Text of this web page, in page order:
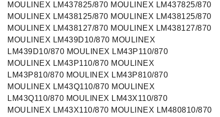
MOULINEX LM437825/870 MOULINEX LM437825/870
MOULINEX LM438125/870 MOULINEX LM438125/870
MOULINEX LM438127/870 MOULINEX LM438127/870
MOULINEX LM439D10/870 MOULINEX
LM439D10/870 MOULINEX LM43P110/870
MOULINEX LM43P110/870 MOULINEX
LM43P810/870 MOULINEX LM43P810/870
MOULINEX LM43Q110/870 MOULINEX
LM43Q110/870 MOULINEX LM43X110/870
MOULINEX LM43X110/870 MOULINEX LM480810/870